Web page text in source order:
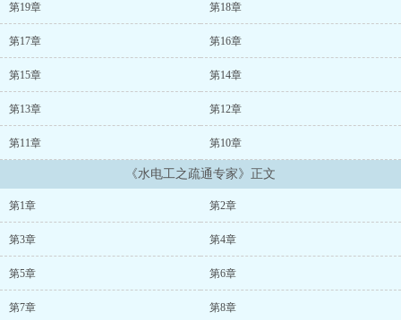
第19章 第18章
第17章 第16章
第15章 第14章
第13章 第12章
第11章 第10章
《水电工之疏通专家》正文
第1章 第2章
第3章 第4章
第5章 第6章
第7章 第8章